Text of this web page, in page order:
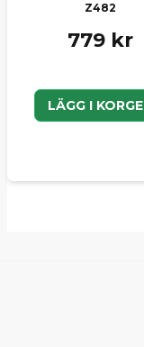
Z482
779 kr
LÄGG I